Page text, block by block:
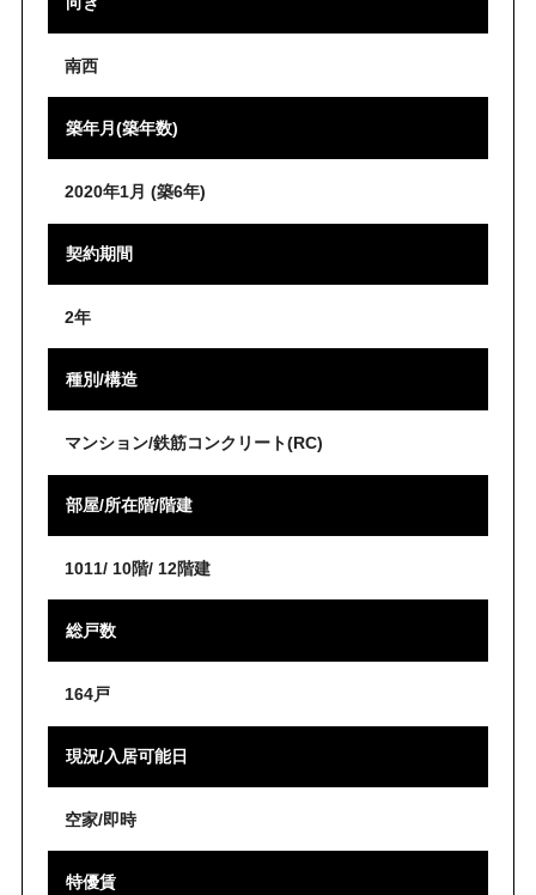
南西
築年月(築年数)
2020年1月 (築6年)
契約期間
2年
種別/構造
マンション/鉄筋コンクリート(RC)
部屋/所在階/階建
1011/ 10階/ 12階建
総戸数
164戸
現況/入居可能日
空家/即時
特優賃